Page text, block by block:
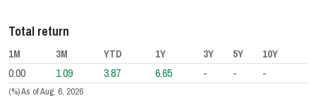
Total return
(%) As of Aug. 6, 2026
1M 3M YTD 1Y 3Y 5Y 10Y
0.00 1.09 3.87 6.65 - - -